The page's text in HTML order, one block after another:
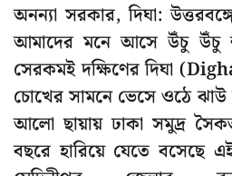
অনন্যা সরকার, দিঘা:
আমাদের মনে আসে উঁচু উঁচু
সেরকমই দক্ষিণের দিঘা
চোখের সামনে ভেসে ওঠে
আলো ছায়ায় ঢাকা সমুদ্র
বছরে হারিয়ে যেতে বসেছে